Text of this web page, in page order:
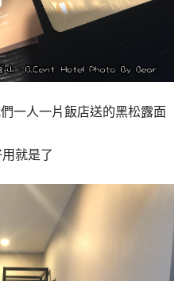
一人一片飯店送的黑松露面
就是了